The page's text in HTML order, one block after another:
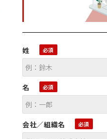
姓
名
会社／組織名